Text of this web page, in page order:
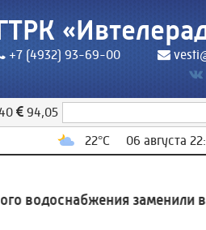
+7 (4932) 93-69-00
94,05
22°C 06 августа
заменили в